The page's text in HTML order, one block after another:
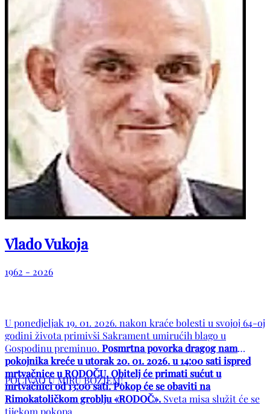
Vlado Vukoja
1962 - 2026
U ponedjeljak 19. 01. 2026. nakon kraće bolesti u svojoj 64-oj
godini života primivši Sakrament umirućih blago u
Gospodinu preminuo. Posmrtna povorka dragog nam
pokojnika kreće u utorak 20. 01. 2026. u 14:00 sati ispred
mrtvačnice u RODOČU. Obitelj će primati sućut u
mrtvačnici od 13:00 sati. Pokop će se obaviti na
Rimokatoličkom groblju «RODOČ». Sveta misa služit će se
tijekom pokopa.
POČIVAO U MIRU BOŽJEM!